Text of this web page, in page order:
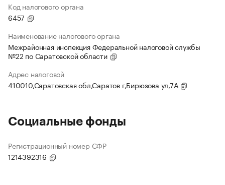
Код налогового органа
6457
Наименование налогового органа
Межрайонная инспекция Федеральной налоговой службы
№22 по Саратовской области
Адрес налоговой
410010,Саратовская обл,Саратов г,Бирюзова ул,7А
Социальные фонды
Регистрационный номер СФР
1214392316